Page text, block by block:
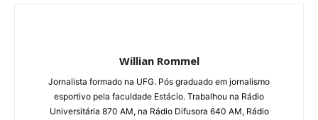
Willian Rommel
Jornalista formado na UFG. Pós graduado em jornalismo
esportivo pela faculdade Estácio. Trabalhou na Rádio
Universitária 870 AM, na Rádio Difusora 640 AM, Rádio